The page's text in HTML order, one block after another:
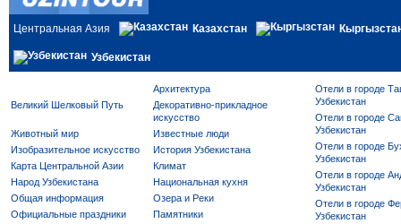
Центральная Азия Казахстан
Узбекистан
Архитектура
Великий Шелковый Путь
Декоративно-прикладное
искусство
Животный мир
Известные люди
Изобразительное искусство
История Узбекистана
Карта Центральной Азии
Климат
Народ Узбекистана
Национальная кухня
Общая информация
Озера и Реки
Официальные праздники
Памятники
Отели в городе
Узбекистан
Отели в городе
Узбекистан
Отели в городе
Узбекистан
Отели в городе
Узбекистан
Отели в городе
Узбекистан